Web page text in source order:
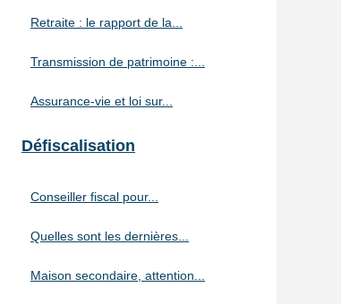
Retraite : le rapport de la...
Transmission de patrimoine :...
Assurance-vie et loi sur...
Défiscalisation
Conseiller fiscal pour...
Quelles sont les dernières...
Maison secondaire, attention...